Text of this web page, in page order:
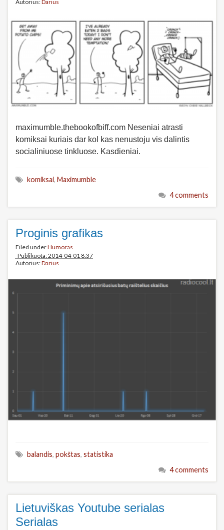
Autorius:Darius
maximumble.thebookofbiff.com Neseniai atrasti
komiksai kuriais dar kol kas nenustoju vis dalintis
socialiniuose tinkluose. Kasdieniai.
komiksai, Maximumble
4 comments
Proginis grafikas
Filed underHumoras
Publikuota: 2014-04-01 8:37
Autorius:Darius
balandis, pokštas, statistika
4 comments
Lietuviškas Youtube serialas
Serialas